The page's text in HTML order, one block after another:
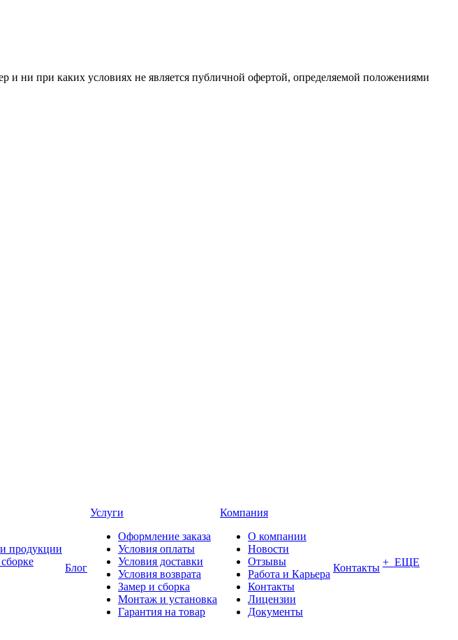
ни при каких условиях не является публичной офертой, определяемой положениями
продукции
Блог
Услуги
Оформление заказа
Условия оплаты
Условия доставки
Условия возврата
Замер и сборка
Монтаж и установка
Гарантия на товар
Компания
О компании
Новости
Отзывы
Работа и Карьера
Контакты
Лицензии
Документы
Контакты + ЕЩЕ